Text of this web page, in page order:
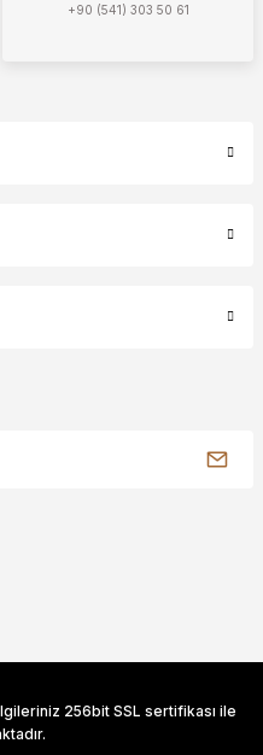
+90 (541) 303 50 61
256bit SSL sertifikası ile